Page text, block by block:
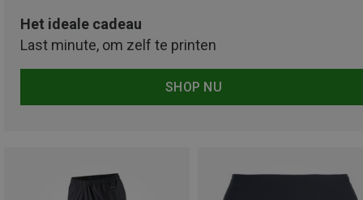
Het ideale cadeau
Last minute, om zelf te printen
SHOP NU